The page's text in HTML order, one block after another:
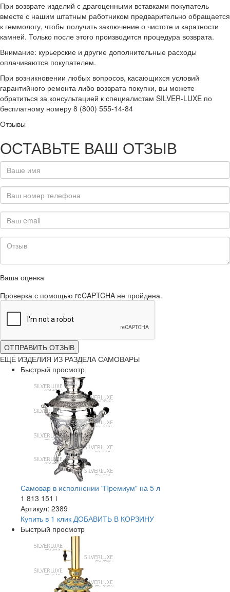
При возврате изделий с драгоценными вставками покупатель
вместе с нашим штатным работником предварительно обращается
к геммологу, чтобы получить заключение о чистоте и каратности
камней. Только после этого производится процедура возврата.
Внимание: курьерские и другие дополнительные расходы
оплачиваются покупателем.
При возникновении любых вопросов, касающихся условий
гарантийного ремонта либо возврата покупки, вы можете
обратиться за консультацией к специалистам SILVER-LUXE по
бесплатному номеру 8 (800) 555-14-84
Отзывы
ОСТАВЬТЕ ВАШ ОТЗЫВ
Ваша оценка
Проверка с помощью reCAPTCHA не пройдена.
ОТПРАВИТЬ ОТЗЫВ
ЕЩЁ ИЗДЕЛИЯ ИЗ РАЗДЕЛА САМОВАРЫ
Быстрый просмотр
Самовар в исполнении "Премиум" на 5 л
1 813 151 i
Артикул: 2389
Купить в 1 клик ДОБАВИТЬ В КОРЗИНУ
Быстрый просмотр